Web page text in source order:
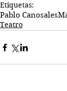
Etiquetas:
Pablo Canosales
Teatro